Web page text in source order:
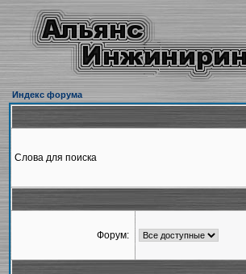
Индекс форума
Слова для поиска
Форум: